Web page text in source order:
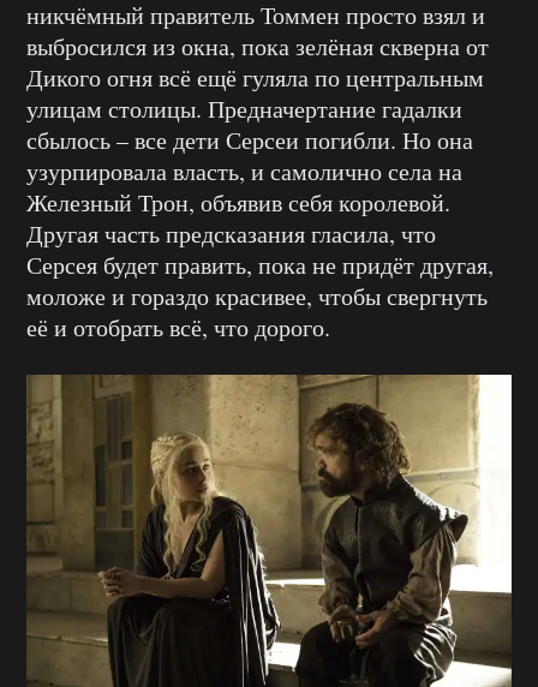
никчёмный правитель Томмен просто взял и
выбросился из окна, пока зелёная скверна от
Дикого огня всё ещё гуляла по центральным
улицам столицы. Предначертание гадалки
сбылось – все дети Серсеи погибли. Но она
узурпировала власть, и самолично села на
Железный Трон, объявив себя королевой.
Другая часть предсказания гласила, что
Серсея будет править, пока не придёт другая,
моложе и гораздо красивее, чтобы свергнуть
её и отобрать всё, что дорого.